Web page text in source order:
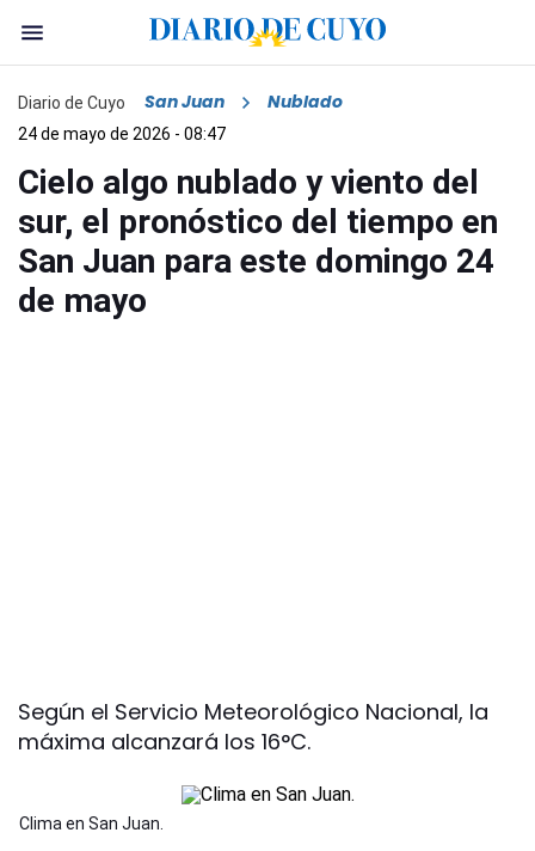
Diario de Cuyo San Juan Nublado
24 de mayo de 2026 - 08:47
Cielo algo nublado y viento del
sur, el pronóstico del tiempo en
San Juan para este domingo 24
de mayo
Según el Servicio Meteorológico Nacional, la
máxima alcanzará los 16°C.
Clima en San Juan.